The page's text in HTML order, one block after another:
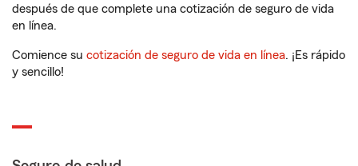
después de que complete una cotización de seguro de vida
en línea.
Comience su cotización de seguro de vida en línea. ¡Es rápido
y sencillo!